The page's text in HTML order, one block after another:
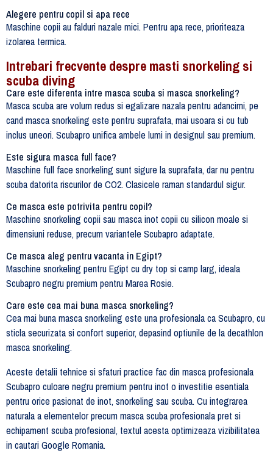
Alegere pentru copil si apa rece
Maschine copii au falduri nazale mici. Pentru apa rece, prioriteaza
izolarea termica.
Intrebari frecvente despre masti snorkeling si
scuba diving
Care este diferenta intre masca scuba si masca snorkeling?
Masca scuba are volum redus si egalizare nazala pentru adancimi, pe
cand masca snorkeling este pentru suprafata, mai usoara si cu tub
inclus uneori. Scubapro unifica ambele lumi in designul sau premium.
Este sigura masca full face?
Maschine full face snorkeling sunt sigure la suprafata, dar nu pentru
scuba datorita riscurilor de CO2. Clasicele raman standardul sigur.
Ce masca este potrivita pentru copil?
Maschine snorkeling copii sau masca inot copii cu silicon moale si
dimensiuni reduse, precum variantele Scubapro adaptate.
Ce masca aleg pentru vacanta in Egipt?
Maschine snorkeling pentru Egipt cu dry top si camp larg, ideala
Scubapro negru premium pentru Marea Rosie.
Care este cea mai buna masca snorkeling?
Cea mai buna masca snorkeling este una profesionala ca Scubapro, cu
sticla securizata si confort superior, depasind optiunile de la decathlon
masca snorkeling.
Aceste detalii tehnice si sfaturi practice fac din masca profesionala
Scubapro culoare negru premium pentru inot o investitie esentiala
pentru orice pasionat de inot, snorkeling sau scuba. Cu integrarea
naturala a elementelor precum masca scuba profesionala pret si
echipament scuba profesional, textul acesta optimizeaza vizibilitatea
in cautari Google Romania.